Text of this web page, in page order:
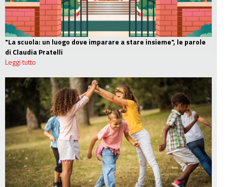
"La scuola: un luogo dove imparare a stare insieme", le parole
di Claudia Pratelli
Leggi tutto